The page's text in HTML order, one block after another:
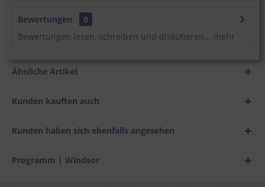
Bewertungen
0
Bewertungen lesen, schreiben und diskutieren... mehr
Ähnliche Artikel
Kunden kauften auch
Kunden haben sich ebenfalls angesehen
Programm | Windsor